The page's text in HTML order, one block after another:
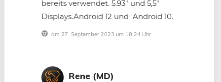
bereits verwendet. 5.93″ und 5,5″
Displays.Android 12 und Android 10.
am 27. September 2023 um 18:24 Uhr
Rene (MD)